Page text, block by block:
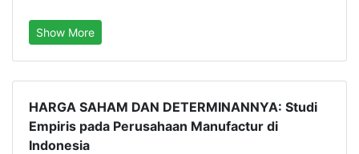
Show More
HARGA SAHAM DAN DETERMINANNYA: Studi
Empiris pada Perusahaan Manufactur di
Indonesia